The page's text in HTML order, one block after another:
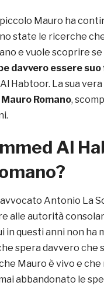
Mauro ha
state le ricerche
e vuole scoprire se
davvero essere
Habtoor. La sua
Mauro Romano,
Al
Antonio La
alle autorità
in questi anni non ha
spera davvero che
Mauro è vivo e che
abbandonato le